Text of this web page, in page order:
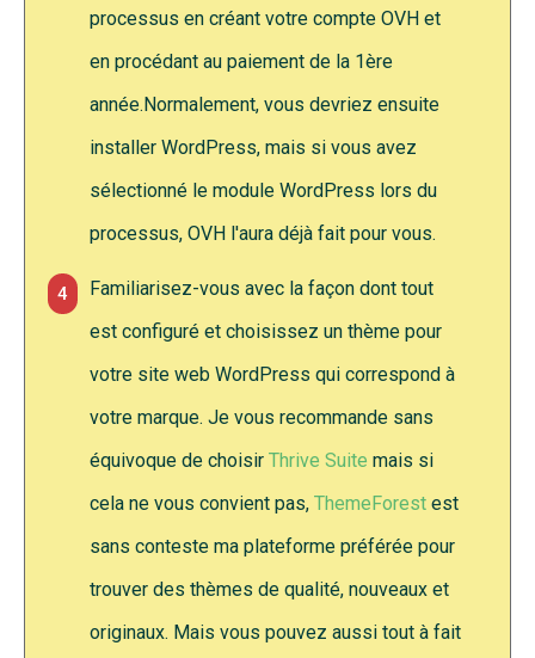
processus en créant votre compte OVH et
en procédant au paiement de la 1ère
année.Normalement, vous devriez ensuite
installer WordPress, mais si vous avez
sélectionné le module WordPress lors du
processus, OVH l'aura déjà fait pour vous.
4
Familiarisez-vous avec la façon dont tout
est configuré et choisissez un thème pour
votre site web WordPress qui correspond à
votre marque. Je vous recommande sans
équivoque de choisir Thrive Suite mais si
cela ne vous convient pas, ThemeForest est
sans conteste ma plateforme préférée pour
trouver des thèmes de qualité, nouveaux et
originaux. Mais vous pouvez aussi tout à fait